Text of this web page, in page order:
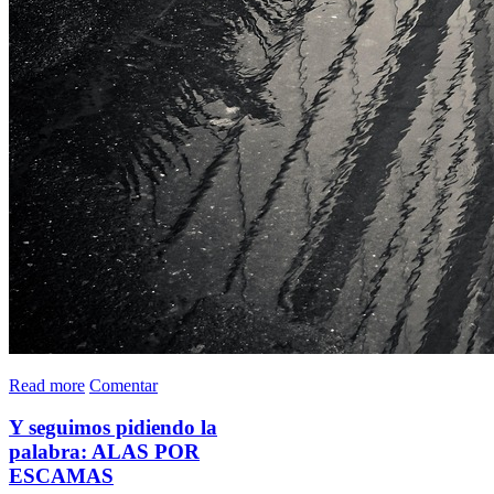
Read more Comentar
Y seguimos pidiendo la
palabra: ALAS POR
ESCAMAS